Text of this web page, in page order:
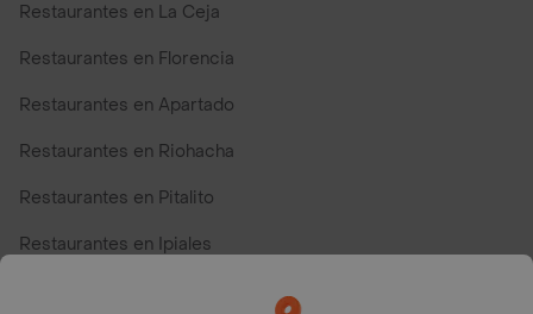
Restaurantes en La Ceja
Restaurantes en Florencia
Restaurantes en Apartado
Restaurantes en Riohacha
Restaurantes en Pitalito
Restaurantes en Ipiales